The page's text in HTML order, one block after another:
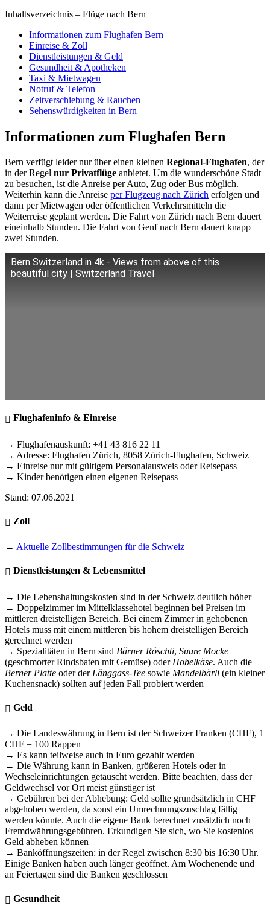
Inhaltsverzeichnis – Flüge nach Bern
Informationen zum Flughafen Bern
Einreise & Zoll
Dienstleistungen & Geld
Gesundheit & Apotheken
Taxi & Mietwagen
Notruf & Telefon
Zeitverschiebung & Rauchen
Sehenswürdigkeiten in Bern
Informationen zum Flughafen Bern
Bern verfügt leider nur über einen kleinen Regional-Flughafen, der
in der Regel nur Privatflüge anbietet. Um die wunderschöne Stadt
zu besuchen, ist die Anreise per Auto, Zug oder Bus möglich.
Weiterhin kann die Anreise per Flugzeug nach Zürich erfolgen und
dann per Mietwagen oder öffentlichen Verkehrsmitteln die
Weiterreise geplant werden. Die Fahrt von Zürich nach Bern dauert
eineinhalb Stunden. Die Fahrt von Genf nach Bern dauert knapp
zwei Stunden.
Bern Switzerland in 4k - Views from above of this
beautiful city | Switzerland Travel
Flughafeninfo & Einreise
→ Flughafenauskunft: +41 43 816 22 11
→ Adresse: Flughafen Zürich, 8058 Zürich-Flughafen, Schweiz
→ Einreise nur mit gültigem Personalausweis oder Reisepass
→ Kinder benötigen einen eigenen Reisepass
Stand: 07.06.2021
Zoll
→ Aktuelle Zollbestimmungen für die Schweiz
Dienstleistungen & Lebensmittel
→ Die Lebenshaltungskosten sind in der Schweiz deutlich höher
→ Doppelzimmer im Mittelklassehotel beginnen bei Preisen im
mittleren dreistelligen Bereich. Bei einem Zimmer in gehobenen
Hotels muss mit einem mittleren bis hohem dreistelligen Bereich
gerechnet werden
→ Spezialitäten in Bern sind Bärner Röschti, Suure Mocke
(geschmorter Rindsbaten mit Gemüse) oder Hobelkäse. Auch die
Berner Platte oder der Länggass-Tee sowie Mandelbärli (ein kleiner
Kuchensnack) sollten auf jeden Fall probiert werden
Geld
→ Die Landeswährung in Bern ist der Schweizer Franken (CHF), 1
CHF = 100 Rappen
→ Es kann teilweise auch in Euro gezahlt werden
→ Die Währung kann in Banken, größeren Hotels oder in
Wechseleinrichtungen getauscht werden. Bitte beachten, dass der
Geldwechsel vor Ort meist günstiger ist
→ Gebühren bei der Abhebung: Geld sollte grundsätzlich in CHF
abgehoben werden, da sonst ein Umrechnungszuschlag fällig
werden könnte. Auch die eigene Bank berechnet zusätzlich noch
Fremdwährungsgebühren. Erkundigen Sie sich, wo Sie kostenlos
Geld abheben können
→ Banköffnungszeiten: in der Regel zwischen 8:30 bis 16:30 Uhr.
Einige Banken haben auch länger geöffnet. Am Wochenende und
an Feiertagen sind die Banken geschlossen
Gesundheit